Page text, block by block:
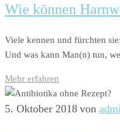
Wie können
Viele kennen und fürchten
Und was kann Man(n) tun,
Mehr erfahren
5. Oktober 2018 von